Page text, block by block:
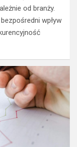
od branży.
wpływ